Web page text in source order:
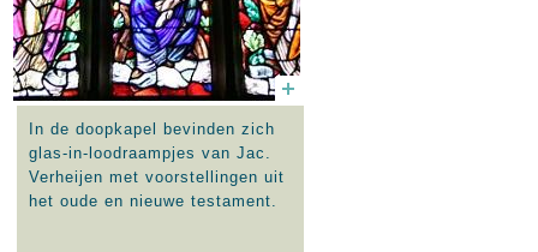
In de doopkapel bevinden zich
glas-in-loodraampjes van Jac.
Verheijen met voorstellingen uit
het oude en nieuwe testament.